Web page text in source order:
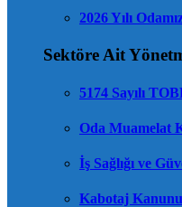
2026 Yılı
Sektöre Ait
5174 Sayılı
Oda Muamelat
İş Sağlığı ve
Kabotaj Kanunu